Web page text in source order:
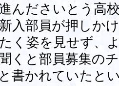
んださいとう高
入部員が押しか
く姿を見せず、
くと部員募集の
書かれていたと